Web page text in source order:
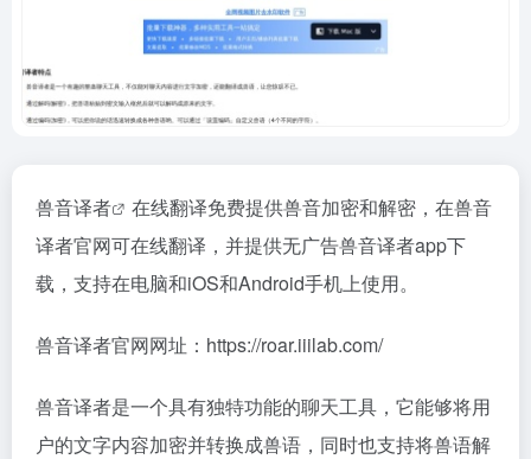
兽音译者
在线翻译免费提供兽音加密和解密，在兽音
译者官网可在线翻译，并提供无广告兽音译者app下
载，支持在电脑和iOS和Android手机上使用。
兽音译者官网网址：https://roar.iiilab.com/
兽音译者是一个具有独特功能的聊天工具，它能够将用
户的文字内容加密并转换成兽语，同时也支持将兽语解